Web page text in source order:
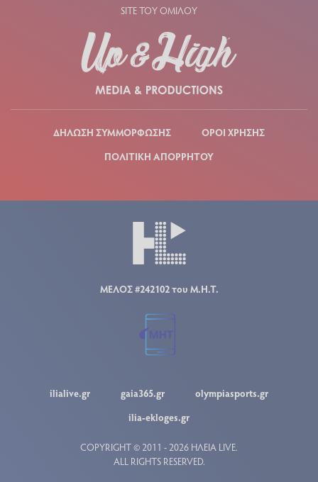
SITE ΤΟΥ ΟΜΙΛΟΥ
ΔΗΛΩΣΗ ΣΥΜΜΟΡΦΩΣΗΣ
ΟΡΟΙ ΧΡΗΣΗΣ
ΠΟΛΙΤΙΚΗ ΑΠΟΡΡΗΤΟΥ
ΜΕΛΟΣ #242102 του Μ.Η.Τ.
ilialive.gr gaia365.gr
olympiasports.gr
ilia-ekloges.gr
COPYRIGHT © 2011 - 2026 ΗΛΕΙΑ LIVE.
ALL RIGHTS RESERVED.